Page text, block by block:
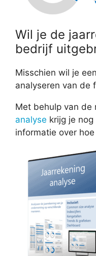
Wil je de
bedrijf
Misschien wil je
analyseren van de
Met behulp van de
analyse krijg je
informatie over